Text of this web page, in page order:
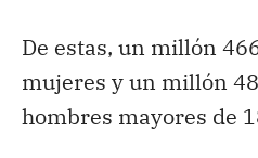
De estas, un millón
mujeres y un millón
hombres mayores de